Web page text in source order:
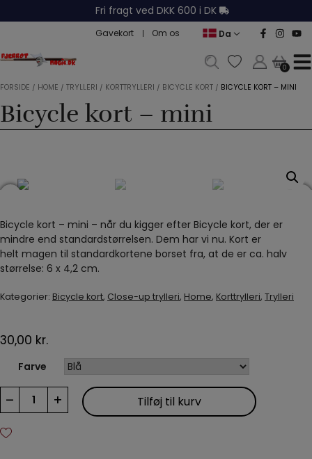
til
Fri fragt ved DKK 600 i DK
Gavekort Om os Da
0
0
FORSIDE / HOME / TRYLLERI / KORTTRYLLERI / BICYCLE KORT / BICYCLE KORT – MINI
Bicycle kort – mini
Bicycle kort – mini – når du kigger efter Bicycle kort, der er
mindre end standardstørrelsen. Dem har vi nu. Kort er
helt magen til standardkortene borset fra, at de er ca. halv
størrelse: 6 x 4,2 cm.
Kategorier: Bicycle kort, Close-up trylleri, Home, Korttrylleri, Trylleri
30,00 kr.
Farve
–
Bicycle
mini
+ Tilføj til kurv